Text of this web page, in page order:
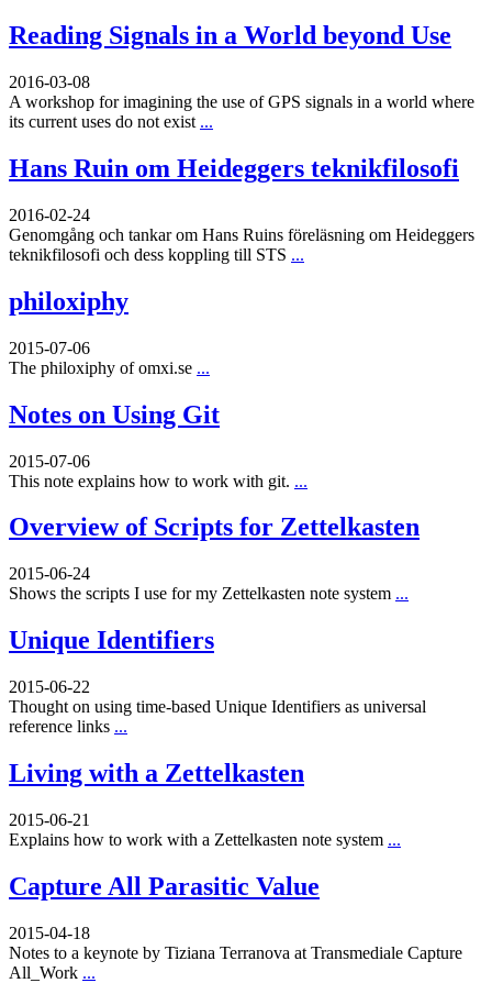
Reading Signals in a World beyond Use
2016-03-08
A workshop for imagining the use of GPS signals in a world where
its current uses do not exist ...
Hans Ruin om Heideggers teknikfilosofi
2016-02-24
Genomgång och tankar om Hans Ruins föreläsning om Heideggers
teknikfilosofi och dess koppling till STS ...
philoxiphy
2015-07-06
The philoxiphy of omxi.se ...
Notes on Using Git
2015-07-06
This note explains how to work with git. ...
Overview of Scripts for Zettelkasten
2015-06-24
Shows the scripts I use for my Zettelkasten note system ...
Unique Identifiers
2015-06-22
Thought on using time-based Unique Identifiers as universal
reference links ...
Living with a Zettelkasten
2015-06-21
Explains how to work with a Zettelkasten note system ...
Capture All Parasitic Value
2015-04-18
Notes to a keynote by Tiziana Terranova at Transmediale Capture
All_Work ...